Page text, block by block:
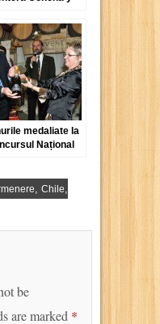
medaliate la
Național
Chile
be
are marked *